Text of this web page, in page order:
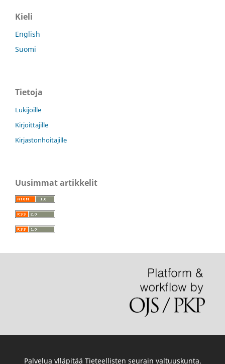
Kieli
English
Suomi
Tietoja
Lukijoille
Kirjoittajille
Kirjastonhoitajille
Uusimmat artikkelit
Palvelua ylläpitää Tieteellisten seurain valtuuskunta.